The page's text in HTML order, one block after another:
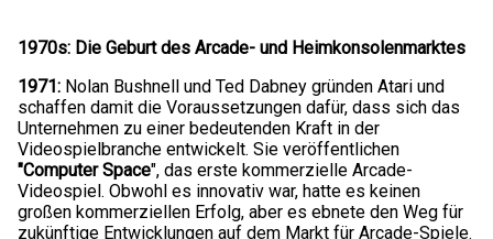
1970s: Die Geburt des Arcade- und Heimkonsolenmarktes
1971: Nolan Bushnell und Ted Dabney gründen Atari und
schaffen damit die Voraussetzungen dafür, dass sich das
Unternehmen zu einer bedeutenden Kraft in der
Videospielbranche entwickelt. Sie veröffentlichen
"Computer Space", das erste kommerzielle Arcade-
Videospiel. Obwohl es innovativ war, hatte es keinen
großen kommerziellen Erfolg, aber es ebnete den Weg für
zukünftige Entwicklungen auf dem Markt für Arcade-Spiele.